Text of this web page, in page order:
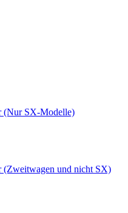
(Nur SX-Modelle)
und nicht SX)